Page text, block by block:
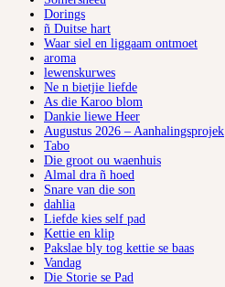
Dorings
ñ Duitse hart
Waar siel en liggaam ontmoet
aroma
lewenskurwes
Ne n bietjie liefde
As die Karoo blom
Dankie liewe Heer
Augustus 2026 – Aanhalingsprojek
Tabo
Die groot ou waenhuis
Almal dra ñ hoed
Snare van die son
dahlia
Liefde kies self pad
Kettie en klip
Pakslae bly tog kettie se baas
Vandag
Die Storie se Pad